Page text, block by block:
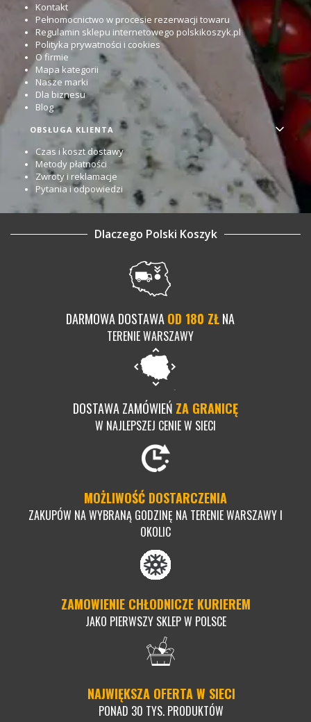
Kontakt
Pełnomocnictwo w procesie rezerwacji towaru
Regulamin sklepu internetowego polskikoszyk.pl
Polityka prywatności i cookies
O firmie
Mapa kategorii
Nasze marki
Dla biznesu
Blog
OBSŁUGA KLIENTA
Czas i koszt dostawy
Metody płatności
Zwroty i reklamacje
Pytania i odpowiedzi
Dlaczego Polski Koszyk
DARMOWA DOSTAWAOD 180 ZŁNA
TERENIE WARSZAWY
DOSTAWA ZAMÓWIEŃ ZA GRANICĘ
W NAJLEPSZEJ CENIE W SIECI
MOŻLIWOŚĆ DOSTARCZENIA
ZAKUPÓW NA WYBRANĄ GODZINĘ NA TERENIE WARSZAWY I
OKOLIC
ZAMOWIENIE CHŁODNICZE KURIEREM
JAKO PIERWSZY SKLEP W POLSCE
NAJWIĘKSZA OFERTA W SIECI
PONAD 30 TYS. PRODUKTÓW